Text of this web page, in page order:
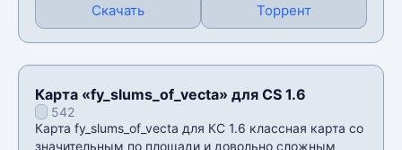
Скачать Торрент
Карта «fy_slums_of_vecta» для CS 1.6
542
Карта fy_slums_of_vecta для КС 1.6 классная карта со
значительным по площади и довольно сложным